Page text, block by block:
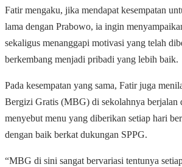
Fatir mengaku, jika mendapat kesempatan
lama dengan Prabowo, ia ingin
sekaligus menanggapi motivasi yang telah
berkembang menjadi pribadi yang lebih baik.
Pada kesempatan yang sama, Fatir juga
Bergizi Gratis (MBG) di sekolahnya berjalan
menyebut menu yang diberikan setiap hari
dengan baik berkat dukungan SPPG.
“MBG di sini sangat bervariasi tentunya